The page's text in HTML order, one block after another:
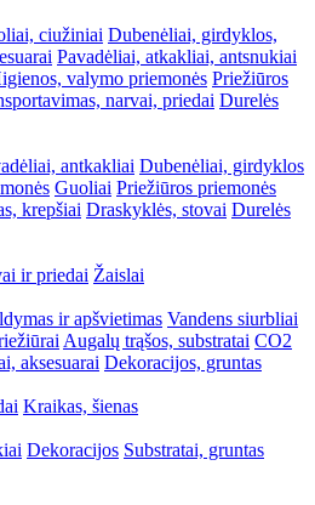
ciužiniai Dubenėliai, girdyklos,
Pavadėliai, atkakliai, antsnukiai
valymo priemonės Priežiūros
narvai, priedai Durelės
antkakliai Dubenėliai, girdyklos
Guoliai Priežiūros priemonės
krepšiai Draskyklės, stovai Durelės
ir priedai Žaislai
ir apšvietimas Vandens siurbliai
Augalų trąšos, substratai CO2
aksesuarai Dekoracijos, gruntas
Kraikas, šienas
Dekoracijos Substratai, gruntas